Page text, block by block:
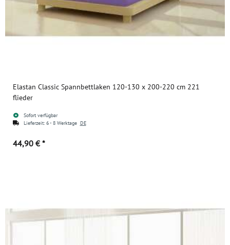
Elastan Classic Spannbettlaken 120-130 x 200-220 cm 221
flieder
Sofort verfügbar
Lieferzeit: 6 - 8 Werktage DE
44,90 € *